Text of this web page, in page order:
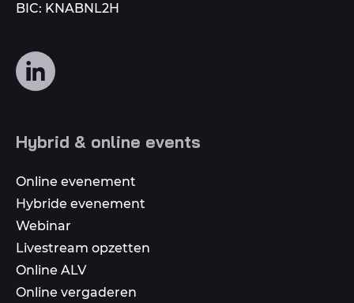
BIC: KNABNL2H
Volg
ons
media
Hybrid & online events
Online evenement
Hybride evenement
Webinar
Livestream opzetten
Online ALV
Online vergaderen